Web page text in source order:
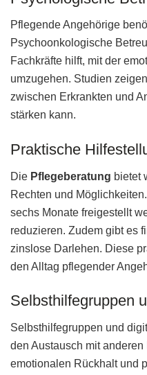
Pflegende Angehörige
Psychoonkologische
Fachkräfte hilft, mit der
umzugehen. Studien
zwischen Erkrankten und
stärken kann.
Praktische
Die Pflegeberatung bietet
Rechten und
sechs Monate freigestellt
reduzieren. Zudem gibt es
zinslose Darlehen. Diese
den Alltag pflegender
Selbsthilfegruppen
Selbsthilfegruppen und
den Austausch mit
emotionalen Rückhalt und